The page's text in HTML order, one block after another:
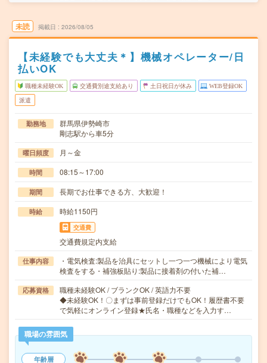
未読 掲載日 2026/08/05
【未経験でも大丈夫＊】機械オペレーター/日
払いOK
職種未経験OK 交通費別途支給あり 土日祝日が休み WEB登録OK
派遣
勤務地
群馬県伊勢崎市
剛志駅から車5分
曜日頻度 月～金
時間 08:15～17:00
期間 長期でお仕事できる方、大歓迎！
時給 時給1150円
交通費
交通費規定内支給
仕事内容
・電気検査:製品を治具にセットし一つ一つ機械により電気
検査をする・補強板貼り:製品に接着剤の付いた補…
応募資格
職種未経験OK / ブランクOK / 英語力不要
◆未経験OK！〇まずは事前登録だけでもOK！履歴書不要
で気軽にオンライン登録★氏名・職種などを入力す…
職場の雰囲気
年齢層